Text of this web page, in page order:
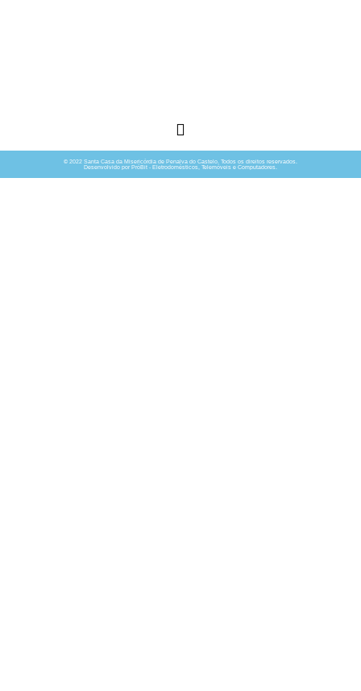
© 2022 Santa Casa da Misericórdia de Penalva do Castelo. Todos os direitos reservados.
Desenvolvido por PróBit - Eletrodomésticos, Telemóveis e Computadores.